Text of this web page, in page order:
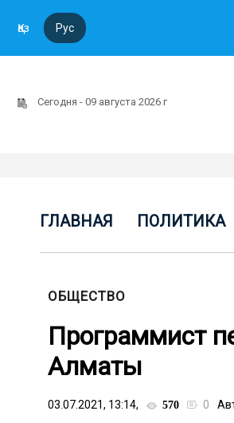
Қаз Рус
Сегодня - 09 августа 2026 г
ГЛАВНАЯ ПОЛИТИКА
ОБЩЕСТВО
Программист
Алматы
03.07.2021, 13:14, 570 0